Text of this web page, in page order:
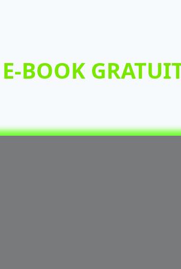
BOOK